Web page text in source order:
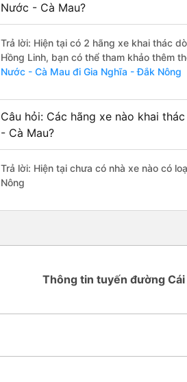
Nước - Cà Mau?
Trả lời: Hiện tại có 2 hãng xe khai thác
Hồng Linh, bạn có thể tham khảo thêm
Nước - Cà Mau đi Gia Nghĩa - Đắk Nông
Câu hỏi: Các hãng xe nào khai
- Cà Mau?
Trả lời: Hiện tại chưa có nhà xe nào có
Nông
Thông tin tuyến đường